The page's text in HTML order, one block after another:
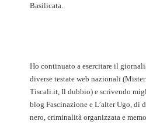
Basilicata.
Ho continuato a esercitare il
diverse testate web nazionali
Tiscali.it, Il dubbio) e scrivendo
blog Fascinazione e L’alter Ugo, di
nero, criminalità organizzata e